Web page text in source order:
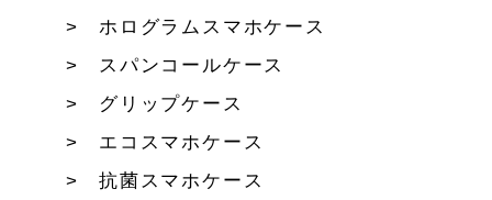
ホログラムスマホケース
スパンコールケース
グリップケース
エコスマホケース
抗菌スマホケース